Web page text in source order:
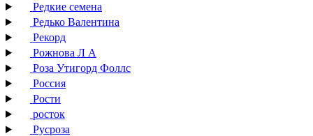
Редкие семена
Редько Валентина
Рекорд
Рожнова Л А
Роза Утигорд Фоллс
Россия
Рости
росток
Русроза